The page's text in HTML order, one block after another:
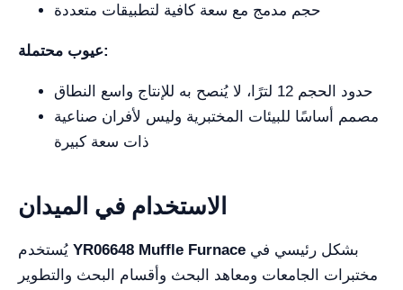
حجم مدمج مع سعة كافية لتطبيقات متعددة
عيوب محتملة:
حدود الحجم 12 لترًا، لا يُنصح به للإنتاج واسع النطاق
مصمم أساسًا للبيئات المختبرية وليس لأفران صناعية
ذات سعة كبيرة
الاستخدام في الميدان
YR06648 Muffle Furnace
مختبرات الجامعات ومعاهد البحث وأقسام البحث والتطوير